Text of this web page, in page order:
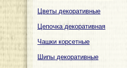
Цветы декоративные
Цепочка декоративная
Чашки корсетные
Шипы декоративные